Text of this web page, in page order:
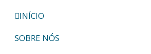
INÍCIO
SOBRE NÓS